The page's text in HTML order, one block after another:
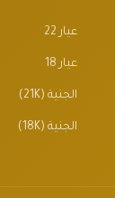
عيار 22
عيار 18
الجنية (21K)
الجنية (18K)